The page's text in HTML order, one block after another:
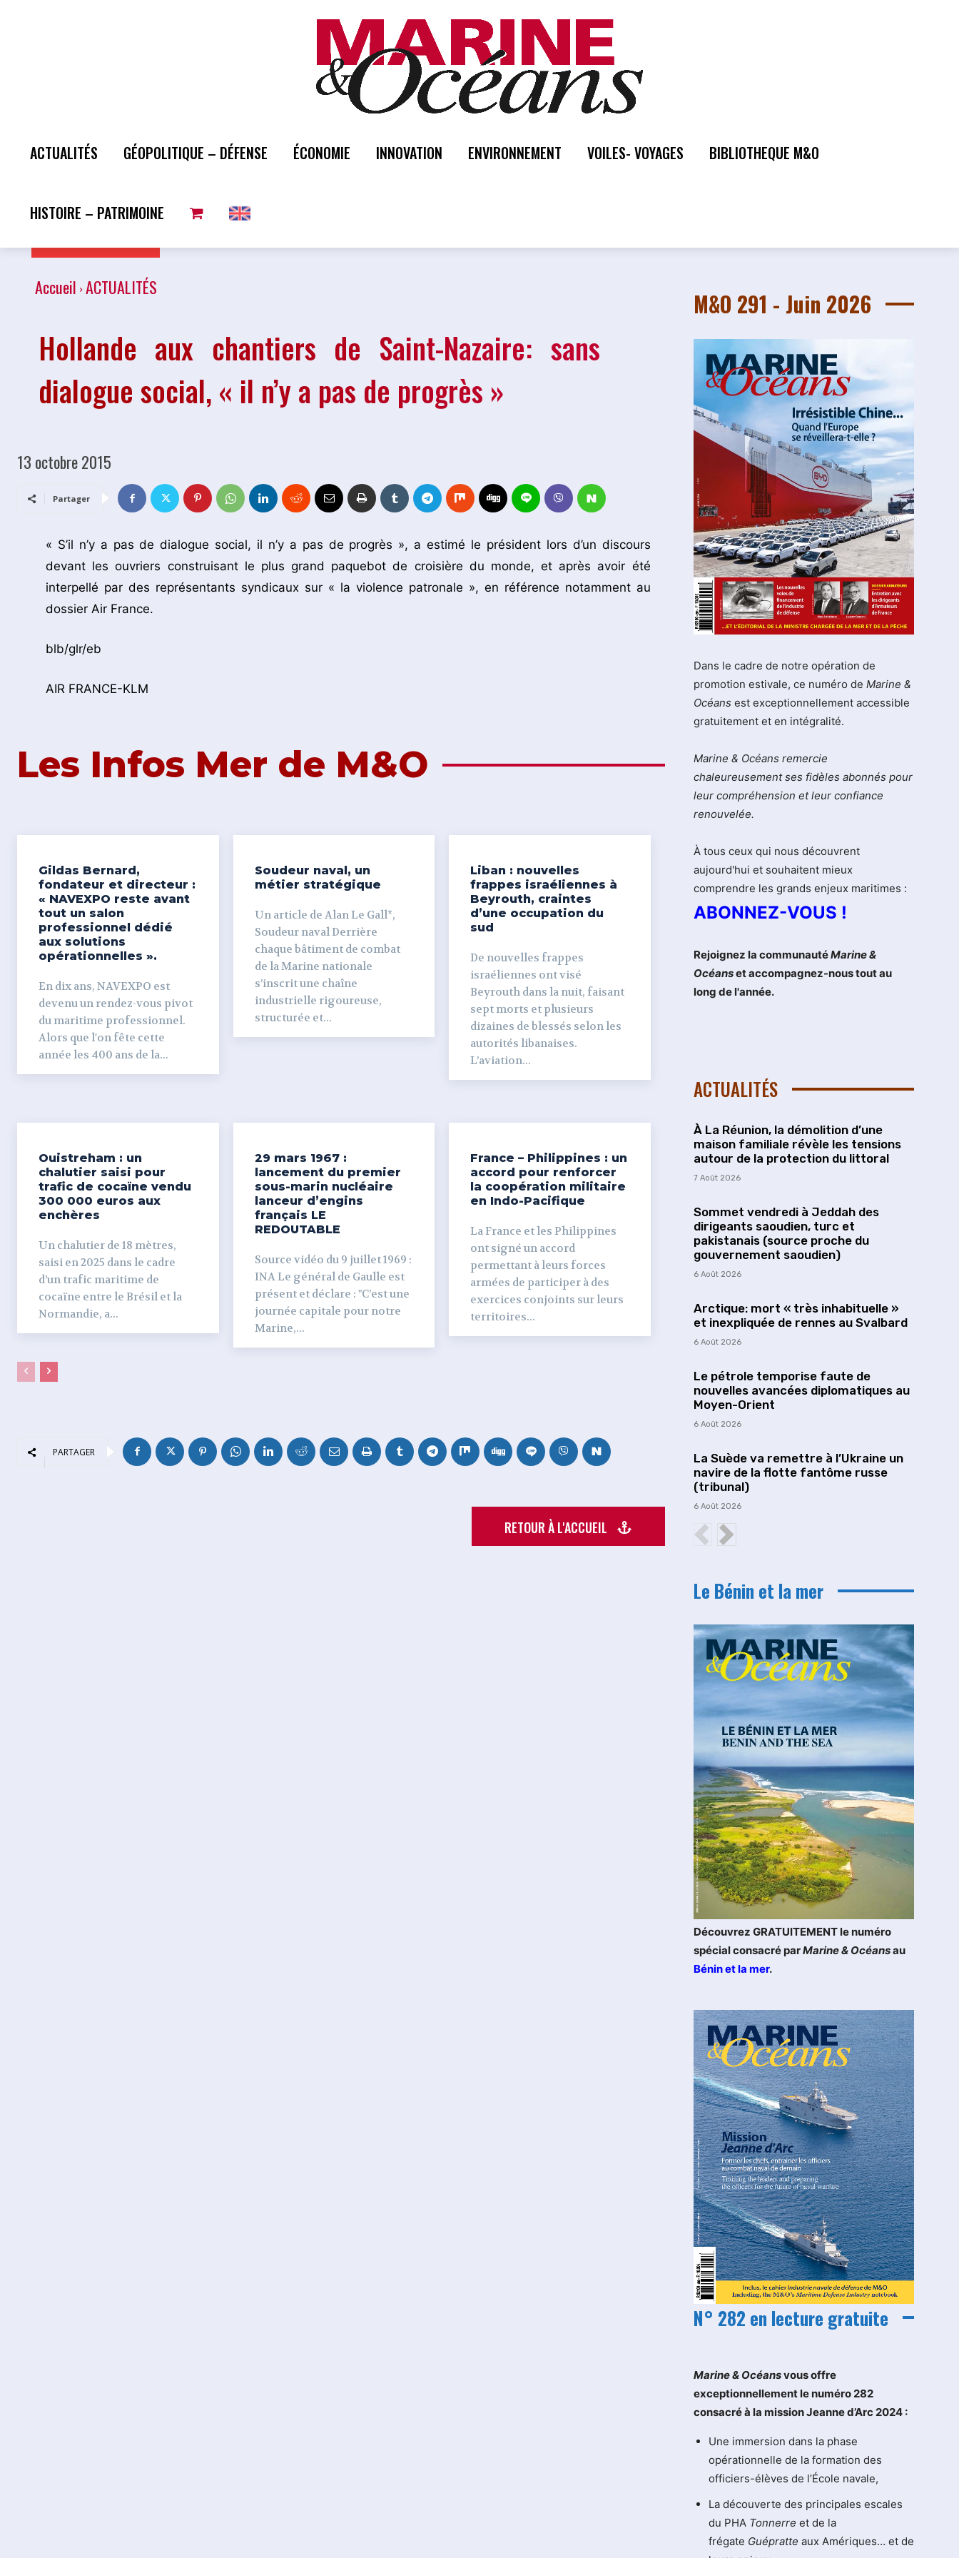
ACTUALITÉS GÉOPOLITIQUE – DÉFENSE ÉCONOMIE INNOVATION ENVIRONNEMENT VOILES- VOYAGES BIBLIOTHEQUE M&O
HISTOIRE – PATRIMOINE
Accueil ACTUALITÉS
Hollande aux chantiers de Saint-Nazaire: sans
dialogue social, « il n’y a pas de progrès »
13 octobre 2015
Partager
« S’il n’y a pas de dialogue social, il n’y a pas de progrès », a estimé le président lors d’un discours
devant les ouvriers construisant le plus grand paquebot de croisière du monde, et après avoir été
interpellé par des représentants syndicaux sur « la violence patronale », en référence notamment au
dossier Air France.
blb/glr/eb
AIR FRANCE-KLM
Les Infos Mer de M&O
Gildas Bernard,
fondateur et directeur :
« NAVEXPO reste avant
tout un salon
professionnel dédié
aux solutions
opérationnelles ».
En dix ans, NAVEXPO est
devenu un rendez-vous pivot
du maritime professionnel.
Alors que l'on fête cette
année les 400 ans de la...
Soudeur naval, un
métier stratégique
Un article de Alan Le Gall*,
Soudeur naval Derrière
chaque bâtiment de combat
de la Marine nationale
s’inscrit une chaîne
industrielle rigoureuse,
structurée et...
Liban : nouvelles
frappes israéliennes à
Beyrouth, craintes
d’une occupation du
sud
De nouvelles frappes
israéliennes ont visé
Beyrouth dans la nuit, faisant
sept morts et plusieurs
dizaines de blessés selon les
autorités libanaises.
L’aviation...
Ouistreham : un
chalutier saisi pour
trafic de cocaïne vendu
300 000 euros aux
enchères
Un chalutier de 18 mètres,
saisi en 2025 dans le cadre
d’un trafic maritime de
cocaïne entre le Brésil et la
Normandie, a...
29 mars 1967 :
lancement du premier
sous-marin nucléaire
lanceur d’engins
français LE
REDOUTABLE
Source vidéo du 9 juillet 1969 :
INA Le général de Gaulle est
présent et déclare : "C’est une
journée capitale pour notre
Marine,...
France – Philippines : un
accord pour renforcer
la coopération militaire
en Indo-Pacifique
La France et les Philippines
ont signé un accord
permettant à leurs forces
armées de participer à des
exercices conjoints sur leurs
territoires...
PARTAGER
RETOUR À L'ACCUEIL
M&O 291 - Juin 2026
Dans le cadre de notre opération de
promotion estivale, ce numéro de Marine &
Océans est exceptionnellement accessible
gratuitement et en intégralité.
Marine & Océans remercie
chaleureusement ses fidèles abonnés pour
leur compréhension et leur confiance
renouvelée.
À tous ceux qui nous découvrent
aujourd'hui et souhaitent mieux
comprendre les grands enjeux maritimes :
ABONNEZ-VOUS !
Rejoignez la communautéMarine &
Océanset accompagnez-nous tout au
long de l'année.
ACTUALITÉS
À La Réunion, la démolition d’une
maison familiale révèle les tensions
autour de la protection du littoral
7 Août 2026
Sommet vendredi à Jeddah des
dirigeants saoudien, turc et
pakistanais (source proche du
gouvernement saoudien)
6 Août 2026
Arctique: mort « très inhabituelle »
et inexpliquée de rennes au Svalbard
6 Août 2026
Le pétrole temporise faute de
nouvelles avancées diplomatiques au
Moyen-Orient
6 Août 2026
La Suède va remettre à l’Ukraine un
navire de la flotte fantôme russe
(tribunal)
6 Août 2026
Le Bénin et la mer
Découvrez GRATUITEMENT le numéro
spécial consacré parMarine & Océansau
Bénin et la mer.
N° 282 en lecture gratuite
Marine & Océansvous offre
exceptionnellement le numéro 282
consacré à la mission Jeanne d’Arc 2024 :
Une immersion dans la phase
opérationnelle de la formation des
officiers-élèves de l’École navale,
La découverte des principales escales
du PHA Tonnerre et de la
frégate Guépratte aux Amériques… et de